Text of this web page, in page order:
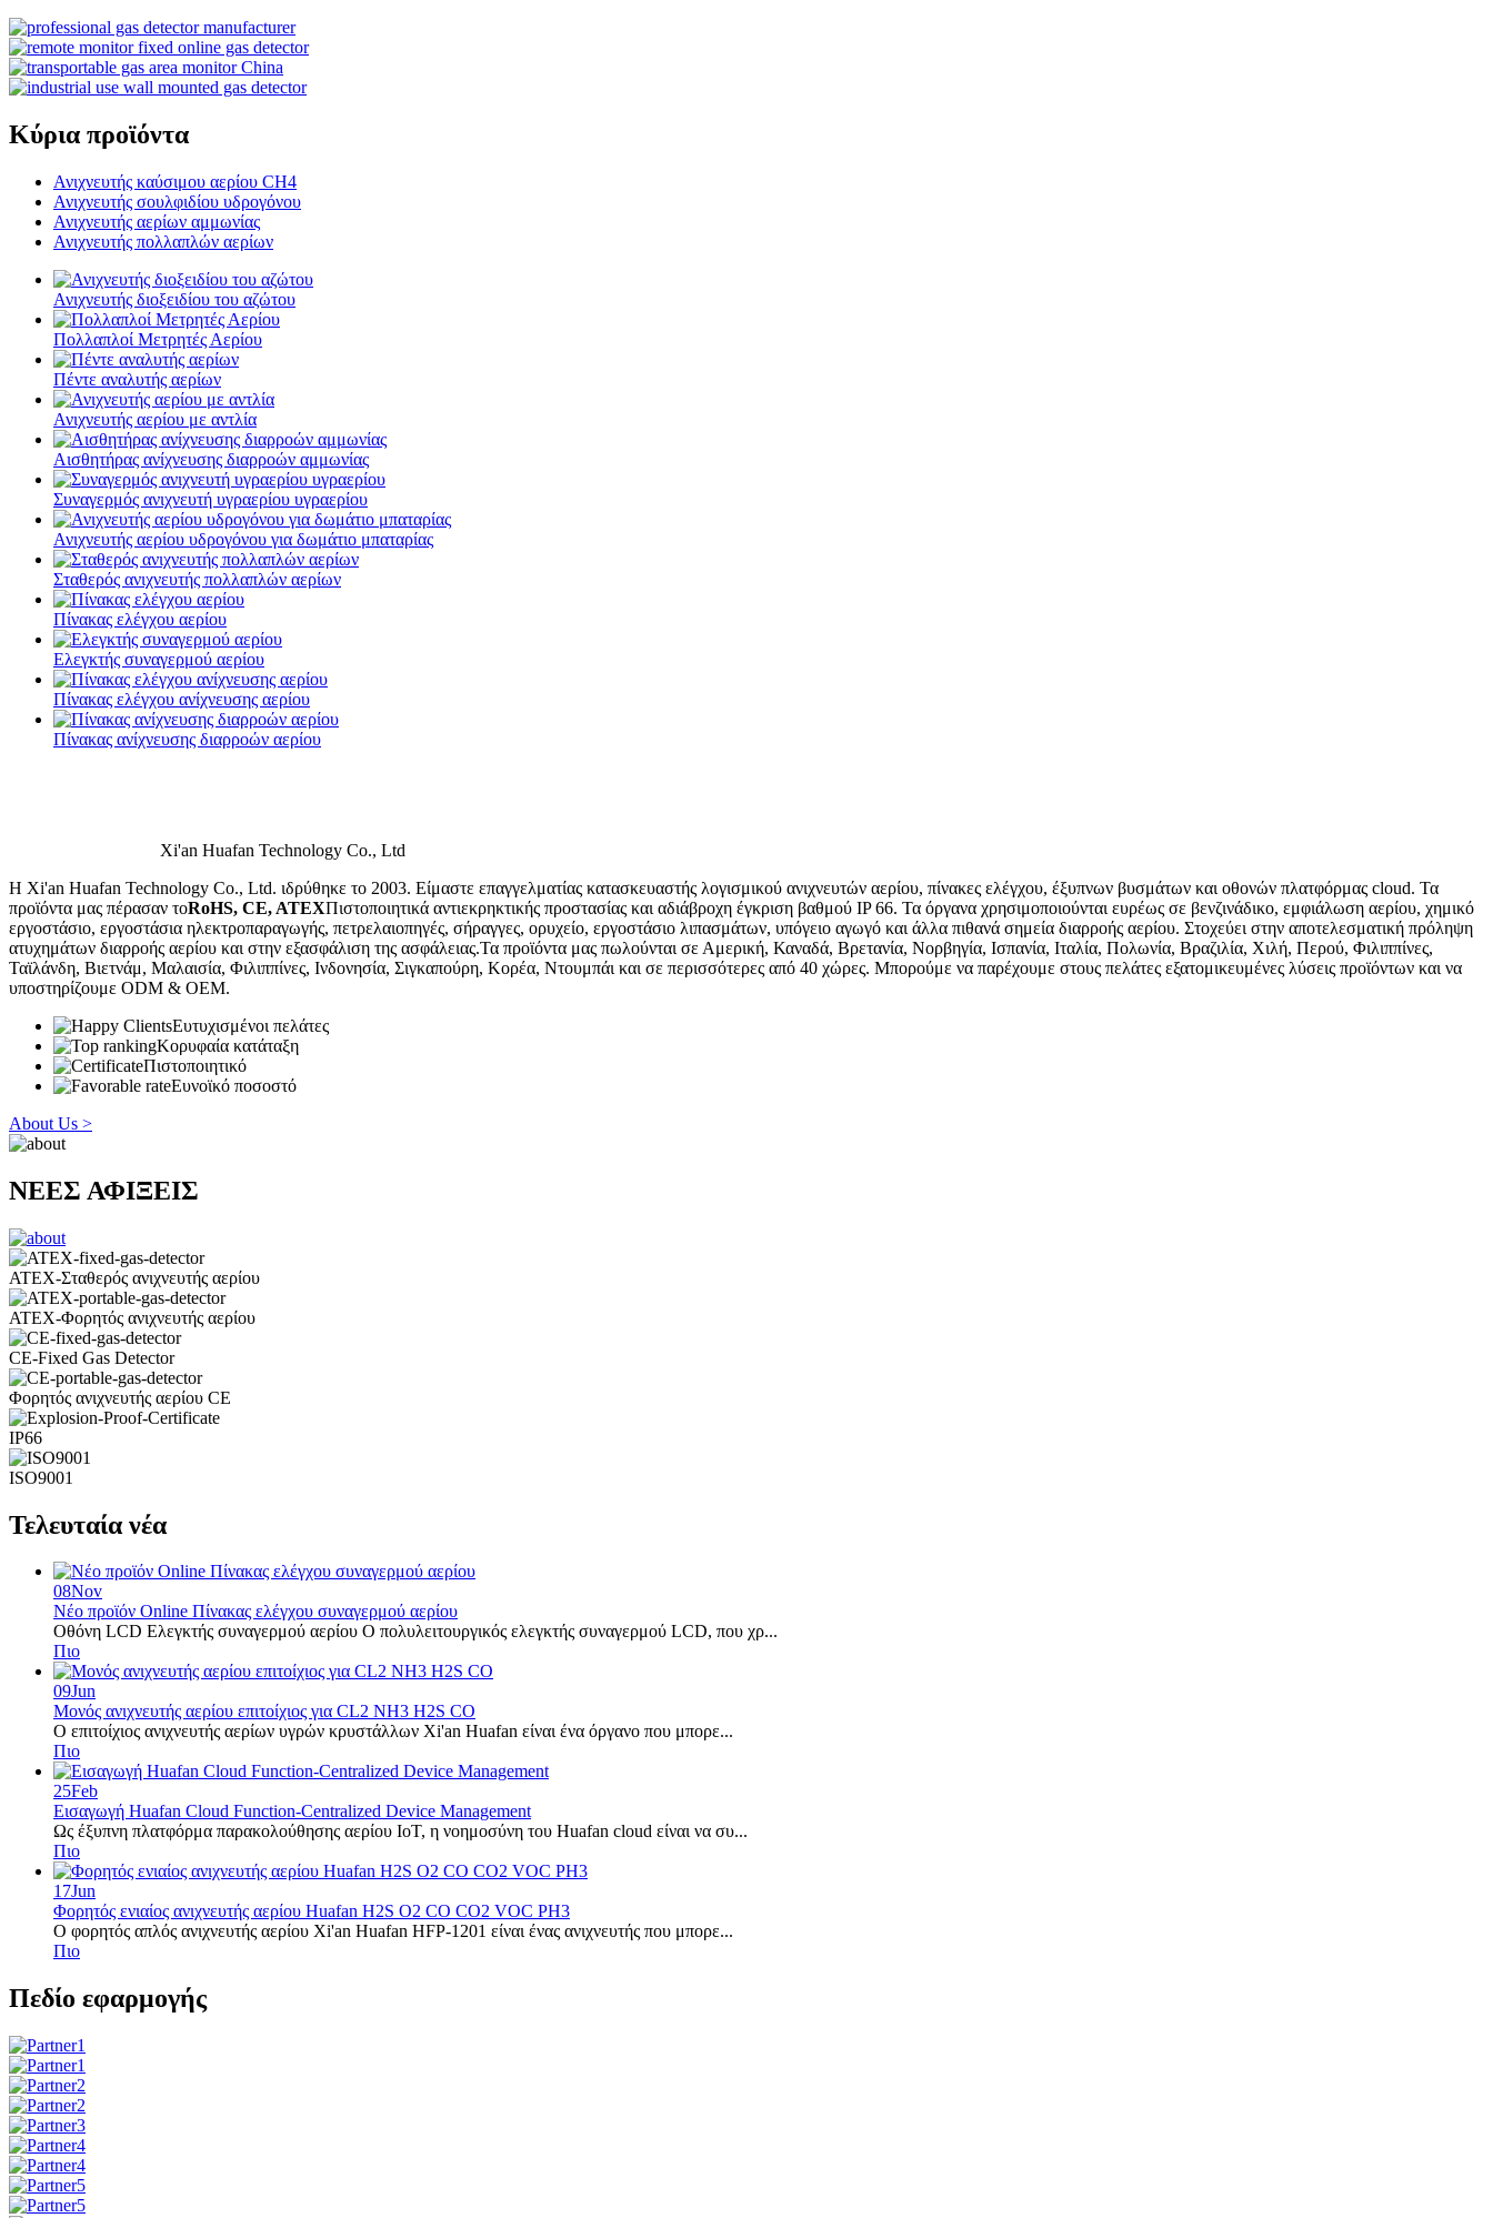
Κύρια προϊόντα
Ανιχνευτής καύσιμου αερίου CH4
Ανιχνευτής σουλφιδίου υδρογόνου
Ανιχνευτής αερίων αμμωνίας
Ανιχνευτής πολλαπλών αερίων
Ανιχνευτής διοξειδίου του αζώτου
Πολλαπλοί Μετρητές Αερίου
Πέντε αναλυτής αερίων
Ανιχνευτής αερίου με αντλία
Αισθητήρας ανίχνευσης διαρροών αμμωνίας
Συναγερμός ανιχνευτή υγραερίου υγραερίου
Ανιχνευτής αερίου υδρογόνου για δωμάτιο μπαταρίας
Σταθερός ανιχνευτής πολλαπλών αερίων
Πίνακας ελέγχου αερίου
Ελεγκτής συναγερμού αερίου
Πίνακας ελέγχου ανίχνευσης αερίου
Πίνακας ανίχνευσης διαρροών αερίου
Xi'an Huafan Technology Co., Ltd
Η Xi'an Huafan Technology Co., Ltd. ιδρύθηκε το 2003. Είμαστε επαγγελματίας κατασκευαστής λογισμικού ανιχνευτών αερίου, πίνακες ελέγχου, έξυπνων βυσμάτων και οθονών πλατφόρμας cloud. Τα
προϊόντα μας πέρασαν τοRoHS, CE, ATEXΠιστοποιητικά αντιεκρηκτικής προστασίας και αδιάβροχη έγκριση βαθμού IP 66. Τα όργανα χρησιμοποιούνται ευρέως σε βενζινάδικο, εμφιάλωση αερίου, χημικό
εργοστάσιο, εργοστάσια ηλεκτροπαραγωγής, πετρελαιοπηγές, σήραγγες, ορυχείο, εργοστάσιο λιπασμάτων, υπόγειο αγωγό και άλλα πιθανά σημεία διαρροής αερίου. Στοχεύει στην αποτελεσματική πρόληψη
ατυχημάτων διαρροής αερίου και στην εξασφάλιση της ασφάλειας.Τα προϊόντα μας πωλούνται σε Αμερική, Καναδά, Βρετανία, Νορβηγία, Ισπανία, Ιταλία, Πολωνία, Βραζιλία, Χιλή, Περού, Φιλιππίνες,
Ταϊλάνδη, Βιετνάμ, Μαλαισία, Φιλιππίνες, Ινδονησία, Σιγκαπούρη, Κορέα, Ντουμπάι και σε περισσότερες από 40 χώρες. Μπορούμε να παρέχουμε στους πελάτες εξατομικευμένες λύσεις προϊόντων και να
υποστηρίζουμε ODM & OEM.
Ευτυχισμένοι πελάτες
Κορυφαία κατάταξη
Πιστοποιητικό
Ευνοϊκό ποσοστό
About Us >
ΝΕΕΣ ΑΦΙΞΕΙΣ
ATEX-Σταθερός ανιχνευτής αερίου
ATEX-Φορητός ανιχνευτής αερίου
CE-Fixed Gas Detector
Φορητός ανιχνευτής αερίου CE
IP66
ISO9001
Τελευταία νέα
08Nov
Νέο προϊόν Online Πίνακας ελέγχου συναγερμού αερίου
Οθόνη LCD Ελεγκτής συναγερμού αερίου Ο πολυλειτουργικός ελεγκτής συναγερμού LCD, που χρ...
Πιο
09Jun
Μονός ανιχνευτής αερίου επιτοίχιος για CL2 NH3 H2S CO
Ο επιτοίχιος ανιχνευτής αερίων υγρών κρυστάλλων Xi'an Huafan είναι ένα όργανο που μπορε...
Πιο
25Feb
Εισαγωγή Huafan Cloud Function-Centralized Device Management
Ως έξυπνη πλατφόρμα παρακολούθησης αερίου IoT, η νοημοσύνη του Huafan cloud είναι να συ...
Πιο
17Jun
Φορητός ενιαίος ανιχνευτής αερίου Huafan H2S O2 CO CO2 VOC PH3
Ο φορητός απλός ανιχνευτής αερίου Xi'an Huafan HFP-1201 είναι ένας ανιχνευτής που μπορε...
Πιο
Πεδίο εφαρμογής